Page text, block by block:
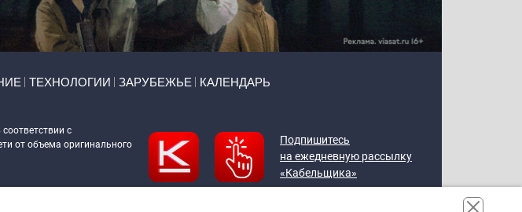
ТЕХНОЛОГИИ ЗАРУБЕЖЬЕ КАЛЕНДАРЬ
с
от объема оригинального
Подпишитесь
на ежедневную рассылку
«Кабельщика»